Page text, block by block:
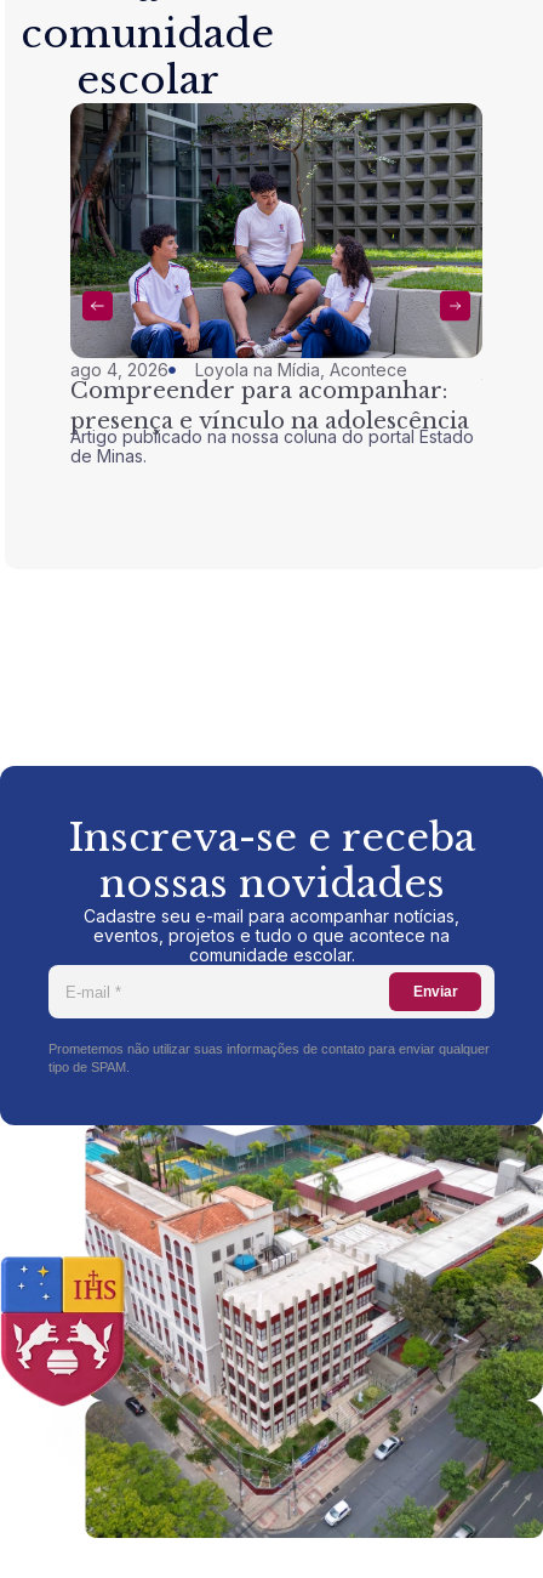
comunidade
escolar
ago 4, 2026 Loyola na Mídia ,Acontece
Compreender para acompanhar:
presença e vínculo na adolescência
Artigo publicado na nossa coluna do portal Estado
de Minas.
Inscreva-se e receba
nossas novidades
Cadastre seu e-mail para acompanhar notícias,
eventos, projetos e tudo o que acontece na
comunidade escolar.
Enviar
Prometemos não utilizar suas informações de contato para enviar qualquer
tipo de SPAM.